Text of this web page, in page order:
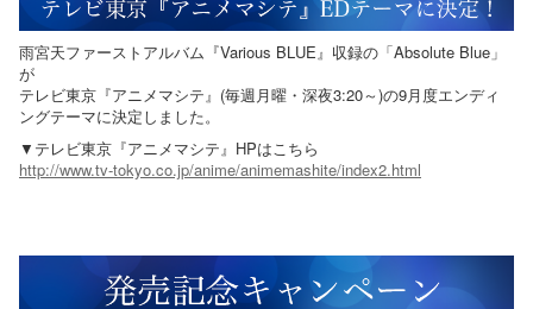
雨宮天ファーストアルバム『Various BLUE』収録の「Absolute Blue」
が
テレビ東京『アニメマシテ』(毎週月曜・深夜3:20～)の9月度エンディ
ングテーマに決定しました。
▼テレビ東京『アニメマシテ』HPはこちら
http://www.tv-tokyo.co.jp/anime/animemashite/index2.html